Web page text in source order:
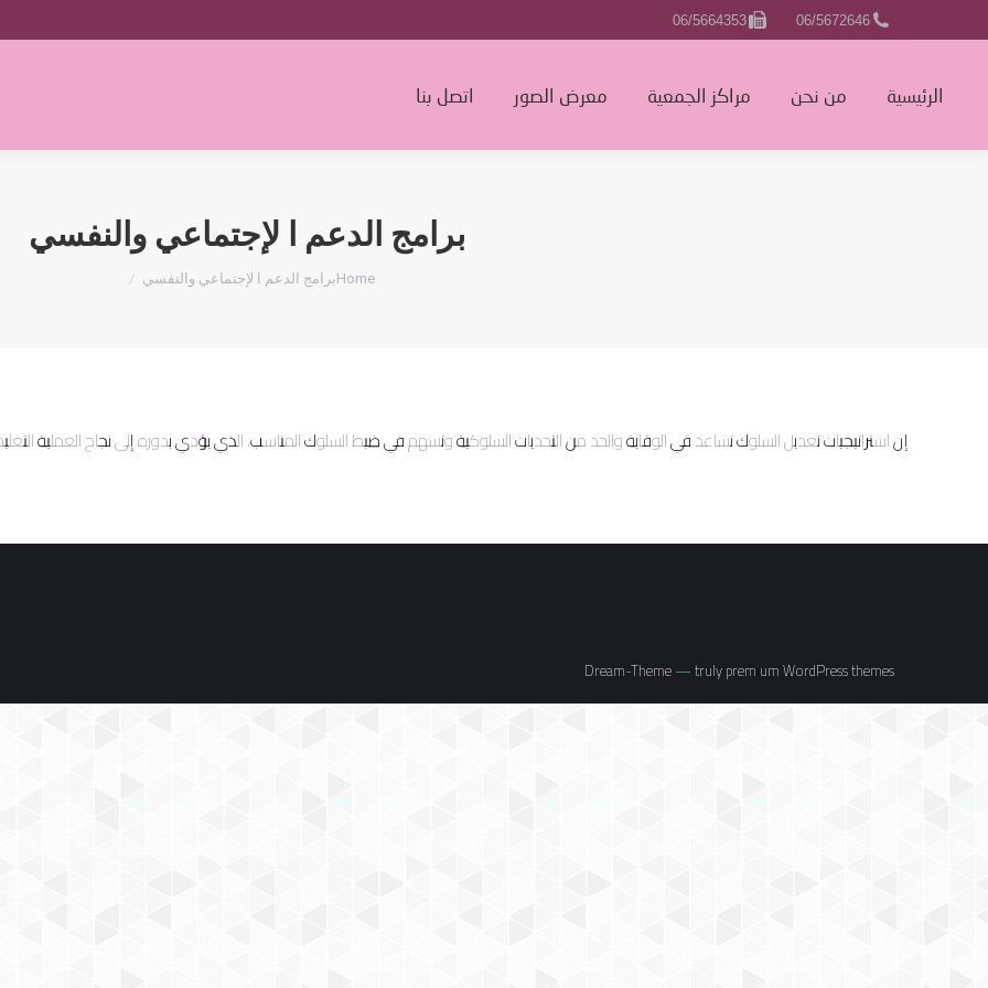
06/5672646
06/5664353
الرئيسية من نحن مراكز الجمعية معرض الصور اتصل بنا
برامج الدعم ا لإجتماعي والنفسي
You are here:
Homeبرامج الدعم ا لإجتماعي والنفسي
إن استراتيجيات تعديل السلوك تساعد في الوقاية والحد من التحديات السلوكية وتسهم في ضبط السلوك المناسب، الذي يؤدي بدوره إلى نجاح العملية
premium WordPress themes
الرئيسية من نحن مراكز الجمعية معرض الصور اتصل بنا